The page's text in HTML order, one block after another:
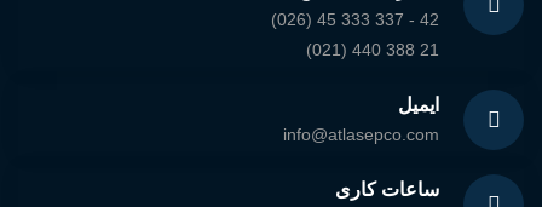
(026) 45 333 337 - 42
(021) 440 388 21
ایمیل
info@atlasepco.com
ساعات کاری